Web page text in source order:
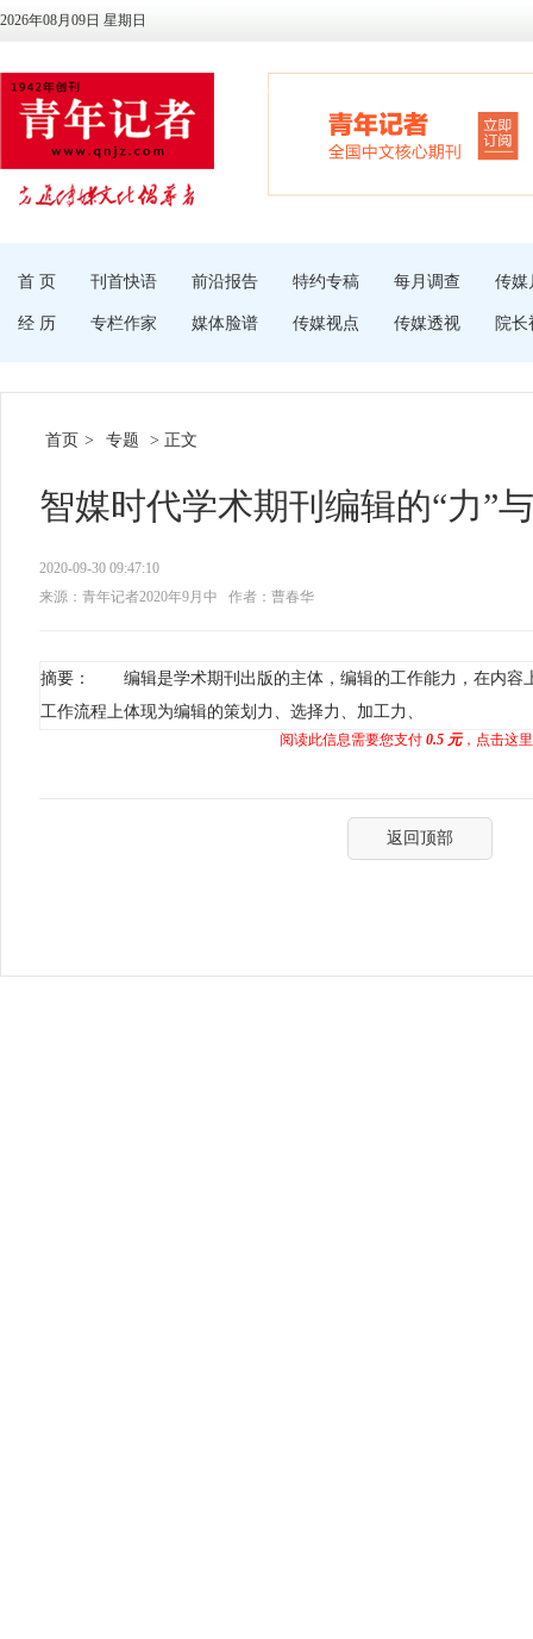
2026年08月09日 星期日
首 页 刊首快语 前沿报告 特约专稿 每月调查 传媒
经 历 专栏作家 媒体脸谱 传媒视点 传媒透视 院长
首页 > 专题 > 正文
智媒时代学术期刊编辑的“力”
2020-09-30 09:47:10
来源：青年记者2020年9月中
作者：曹春华
摘要： 编辑是学术期刊出版的主体，编辑的工作能力，在内容
工作流程上体现为编辑的策划力、选择力、加工力、
阅读此信息需要您支付 0.5 元，点击这
返回顶部